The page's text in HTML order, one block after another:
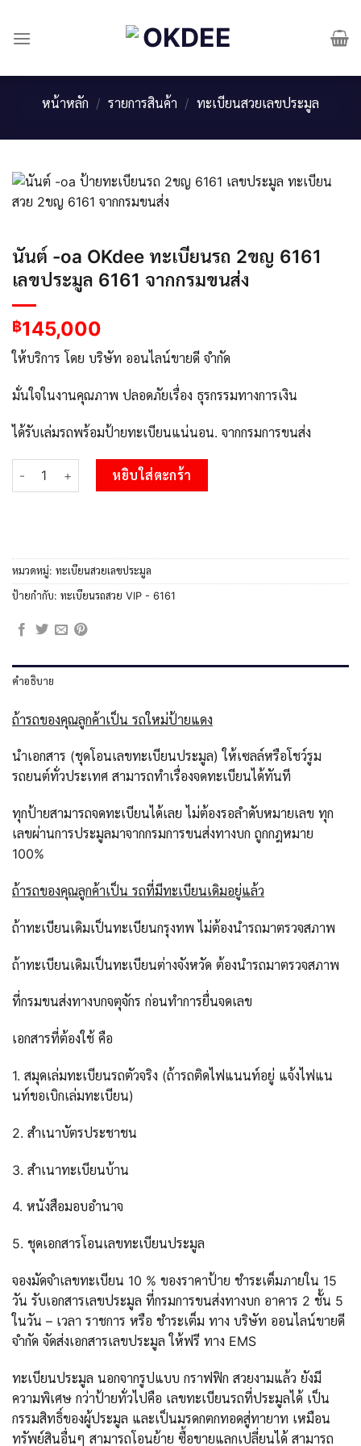
content
หน้าหลัก / รายการสินค้า / ทะเบียนสวยเลขประมูล
นันต์ -oa OKdee ทะเบียนรถ 2ขญ 6161
เลขประมูล 6161 จากกรมขนส่ง
฿145,000
ให้บริการ โดย บริษัท ออนไลน์ขายดี จำกัด
มั่นใจในงานคุณภาพ ปลอดภัยเรื่อง ธุรกรรมทางการเงิน
ได้รับเล่มรถพร้อมป้ายทะเบียนแน่นอน. จากกรมการขนส่ง
จำนวน นันต์ -oa OKdee ทะเบียนรถ 2ขญ 6161 เลขประมูล 6161 จา
หยิบใส่ตะกร้า
หมวดหมู่: ทะเบียนสวยเลขประมูล
ป้ายกำกับ: ทะเบียนรถสวย VIP - 6161
คำอธิบาย
ถ้ารถของคุณลูกค้าเป็น รถใหม่ป้ายแดง
นำเอกสาร (ชุดโอนเลขทะเบียนประมูล) ให้เซลล์หรือโชว์รูม
รถยนต์ทั่วประเทศ สามารถทำเรื่องจดทะเบียนได้ทันที
ทุกป้ายสามารถจดทะเบียนได้เลย ไม่ต้องรอลำดับหมายเลข ทุก
เลขผ่านการประมูลมาจากกรมการขนส่งทางบก ถูกกฎหมาย
100%
ถ้ารถของคุณลูกค้าเป็น รถที่มีทะเบียนเดิมอยู่แล้ว
ถ้าทะเบียนเดิมเป็นทะเบียนกรุงทพ ไม่ต้องนำรถมาตรวจสภาพ
ถ้าทะเบียนเดิมเป็นทะเบียนต่างจังหวัด ต้องนำรถมาตรวจสภาพ
ที่กรมขนส่งทางบกจตุจักร ก่อนทำการยื่นจดเลข
เอกสารที่ต้องใช้ คือ
1. สมุดเล่มทะเบียนรถตัวจริง (ถ้ารถติดไฟแนนท์อยู่ แจ้งไฟแน
นท์ขอเบิกเล่มทะเบียน)
2. สำเนาบัตรประชาชน
3. สำเนาทะเบียนบ้าน
4. หนังสือมอบอำนาจ
5. ชุดเอกสารโอนเลขทะเบียนประมูล
จองมัดจำเลขทะเบียน 10 % ของราคาป้าย ชำระเต็มภายใน 15
วัน รับเอกสารเลขประมูล ที่กรมการขนส่งทางบก อาคาร 2 ชั้น 5
ในวัน – เวลา ราชการ หรือ ชำระเต็ม ทาง บริษัท ออนไลน์ขายดี
จำกัด จัดส่งเอกสารเลขประมูล ให้ฟรี ทาง EMS
ทะเบียนประมูล นอกจากรูปแบบ กราฟฟิก สวยงามแล้ว ยังมี
ความพิเศษ กว่าป้ายทั่วไปคือ เลขทะเบียนรถที่ประมูลได้ เป็น
กรรมสิทธิ์ของผู้ประมูล และเป็นมรดกตกทอดสู่ทายาท เหมือน
ทรัพย์สินอื่นๆ สามารถโอนย้าย ซื้อขายแลกเปลี่ยนได้ สามารถ